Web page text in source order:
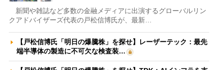
新聞や雑誌など多数の金融メディアに出演するグローバルリン
クアドバイザーズ代表の戸松信博氏が、最新…
【戸松信博氏「明日の爆騰株」を探せ】レーザーテック：最先
端半導体の製造に不可欠な検査装…